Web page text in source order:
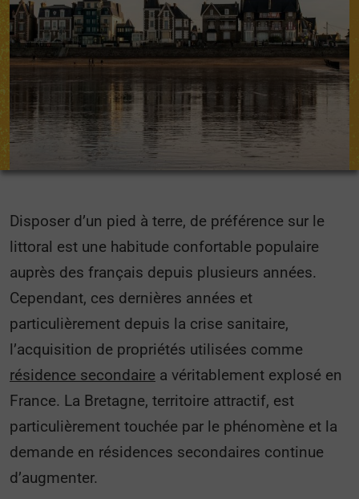
Disposer d’un pied à terre, de préférence sur le
littoral est une habitude confortable populaire
auprès des français depuis plusieurs années.
Cependant, ces dernières années et
particulièrement depuis la crise sanitaire,
l’acquisition de propriétés utilisées comme
résidence secondaire a véritablement explosé en
France. La Bretagne, territoire attractif, est
particulièrement touchée par le phénomène et la
demande en résidences secondaires continue
d’augmenter.